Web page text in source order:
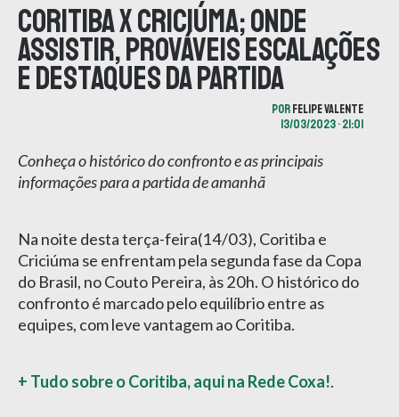
Coritiba x Criciúma; onde
assistir, prováveis escalações
e destaques da partida
PORFELIPE VALENTE
13/03/2023 • 21:01
Conheça o histórico do confronto e as principais
informações para a partida de amanhã
Na noite desta terça-feira(14/03), Coritiba e
Criciúma se enfrentam pela segunda fase da Copa
do Brasil, no Couto Pereira, às 20h. O histórico do
confronto é marcado pelo equilíbrio entre as
equipes, com leve vantagem ao Coritiba.
+ Tudo sobre o Coritiba, aqui na Rede Coxa!.